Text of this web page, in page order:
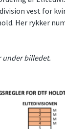
vest for
Her rykker
billedet.